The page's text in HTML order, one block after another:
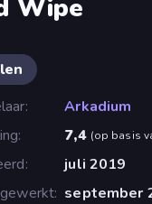
Wipe
Arkadium
7,4 (op basis
juli 2019
september